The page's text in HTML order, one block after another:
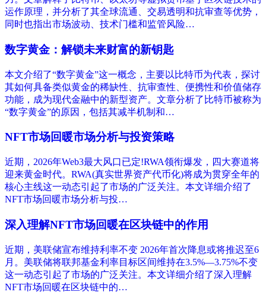
运作原理，并分析了其全球流通、交易透明和抗审查等优势，
同时也指出市场波动、技术门槛和监管风险…
数字黄金：解锁未来财富的新钥匙
本文介绍了“数字黄金”这一概念，主要以比特币为代表，探讨
其如何具备类似黄金的稀缺性、抗审查性、便携性和价值储存
功能，成为现代金融中的新型资产。文章分析了比特币被称为
“数字黄金”的原因，包括其减半机制和…
NFT市场回暖市场分析与投资策略
近期，2026年Web3最大风口已定!RWA领衔爆发，四大赛道将
迎来黄金时代。RWA(真实世界资产代币化)将成为贯穿全年的
核心主线这一动态引起了市场的广泛关注。本文详细介绍了
NFT市场回暖市场分析与投…
深入理解NFT市场回暖在区块链中的作用
近期，美联储宣布维持利率不变 2026年首次降息或将推迟至6
月。美联储将联邦基金利率目标区间维持在3.5%—3.75%不变
这一动态引起了市场的广泛关注。本文详细介绍了深入理解
NFT市场回暖在区块链中的…